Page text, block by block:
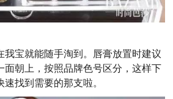
我宝就能随手淘到。唇膏放置时建议
面朝上，按照品牌色号区分，这样下
找到需要的那支啦。